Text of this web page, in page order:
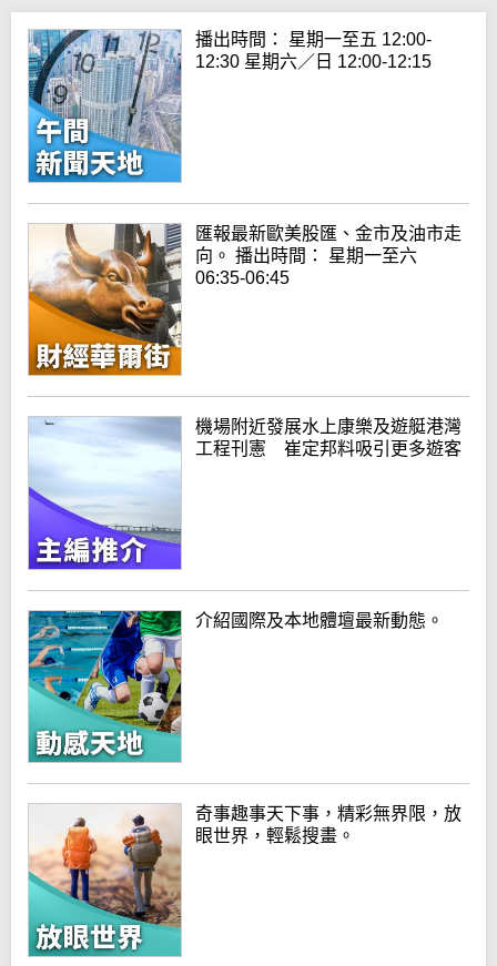
播出時間： 星期一至五 12:00-
12:30 星期六／日 12:00-12:15
匯報最新歐美股匯、金市及油市走
向。 播出時間： 星期一至六
06:35-06:45
機場附近發展水上康樂及遊艇港灣
工程刊憲 崔定邦料吸引更多遊客
介紹國際及本地體壇最新動態。
奇事趣事天下事，精彩無界限，放
眼世界，輕鬆搜畫。